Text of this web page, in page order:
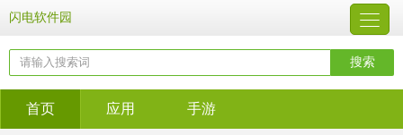
闪电软件园
首页 应用 手游